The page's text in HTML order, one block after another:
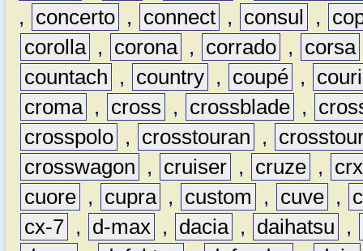
,
concerto , connect , consul ,
corolla , corona , corrado , corsa
countach
, country , coupé ,
croma , cross , crossblade ,
crosspolo , crosstouran ,
crosswagon
, cruiser , cruze ,
crx
cuore , cupra , custom , cuve ,
cx-7 , d-max , dacia , daihatsu
,